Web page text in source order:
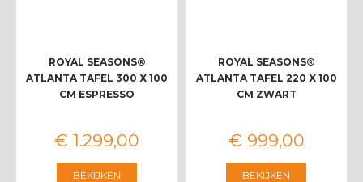
ROYAL SEASONS®
ATLANTA TAFEL 300 X 100
CM ESPRESSO
€ 1.299,00
BEKIJKEN
ROYAL SEASONS®
ATLANTA TAFEL 220 X 100
CM ZWART
€ 999,00
BEKIJKEN